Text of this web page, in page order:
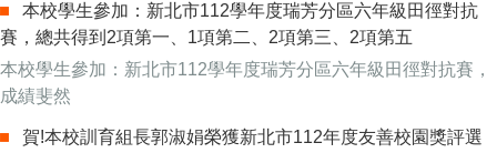
本校學生參加：新北市112學年度瑞芳分區六年級田徑對抗
賽，總共得到2項第一、1項第二、2項第三、2項第五
本校學生參加：新北市112學年度瑞芳分區六年級田徑對抗賽，
成績斐然
賀!本校訓育組長郭淑娟榮獲新北市112年度友善校園獎評選